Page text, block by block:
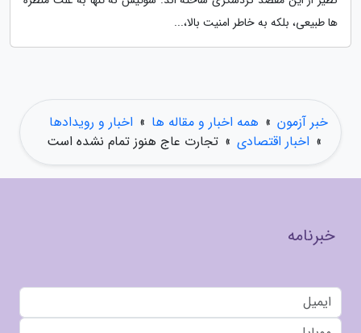
ها طبیعی، بلکه به خاطر امنیت بالا،...
خبر آزمون » همه اخبار و مقاله ها » اخبار و رویدادها
» اخبار اقتصادی » تجارت عاج هنوز تمام نشده است
خبرنامه